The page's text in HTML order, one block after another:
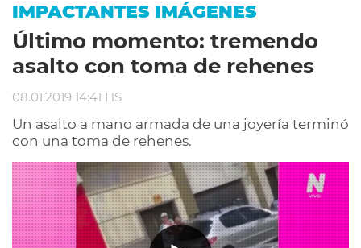
IMPACTANTES IMÁGENES
Último momento: tremendo
asalto con toma de rehenes
08.01.2019 14:41 HS
Un asalto a mano armada de una joyería terminó
con una toma de rehenes.